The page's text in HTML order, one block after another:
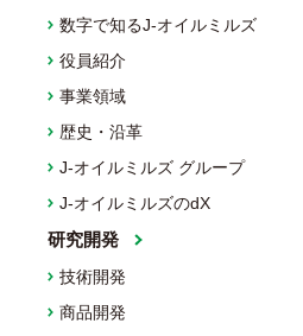
数字で知るJ-オイルミルズ
役員紹介
事業領域
歴史・沿革
J-オイルミルズ グループ
J-オイルミルズのdX
研究開発
技術開発
商品開発